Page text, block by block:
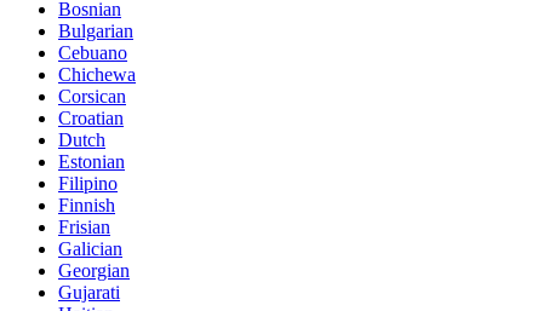
Bosnian
Bulgarian
Cebuano
Chichewa
Corsican
Croatian
Dutch
Estonian
Filipino
Finnish
Frisian
Galician
Georgian
Gujarati